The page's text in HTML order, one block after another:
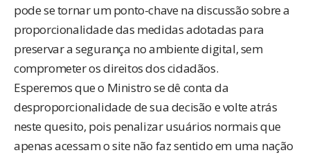
pode se tornar um ponto-chave na discussão sobre a
proporcionalidade das medidas adotadas para
preservar a segurança no ambiente digital, sem
comprometer os direitos dos cidadãos.
Esperemos que o Ministro se dê conta da
desproporcionalidade de sua decisão e volte atrás
neste quesito, pois penalizar usuários normais que
apenas acessam o site não faz sentido em uma nação